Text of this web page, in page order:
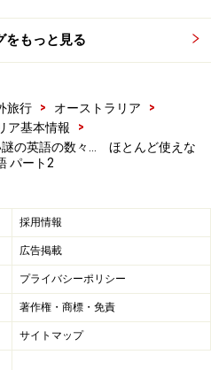
をもっと見る
旅行 > オーストラリア
>
ア基本情報
>
謎の英語の数々… ほとんど使えな
パート2
採用情報
広告掲載
プライバシーポリシー
著作権・商標・免責
サイトマップ